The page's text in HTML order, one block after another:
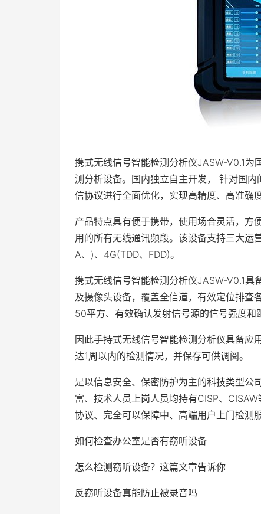
携式无线信号智能检测分析仪JASW-V0.1
测分析设备。国内独立自主开发， 针对国
信协议进行全面优化，实现高精度、高准确
产品特点具有便于携带，使用场合灵活，方
用的所有无线通讯频段。该设备支持三大
A、)、4G(TDD、FDD)。
携式无线信号智能检测分析仪JASW-V0.1具
及摄像头设备，覆盖全信道，有效定位排
50平方、有效确认发射信号源的信号强度和
因此手持式无线信号智能检测分析仪具备应
达1周以内的检测情况，并保存可供调阅。
是以信息安全、保密防护为主的科技类型公
富、技术人员上岗人员均持有CISP、
协议、完全可以保障中、高端用户上门检测
如何检查办公室是否有窃听设备
怎么检测窃听设备？这篇文章告诉你
反窃听设备真能防止被录音吗